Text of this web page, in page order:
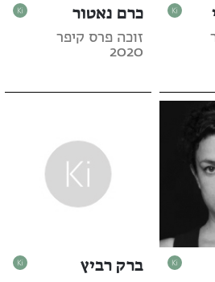
כרם נאטור
זוכה פרס קיפר
2020
ברק רביץ